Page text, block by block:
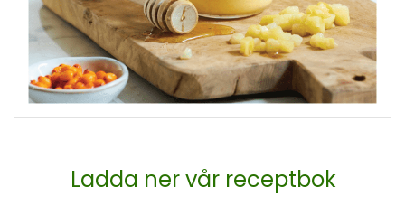
Ladda ner vår receptbok